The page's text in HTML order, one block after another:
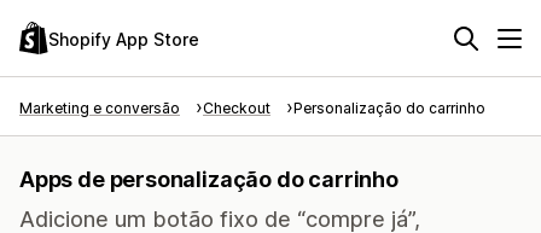
Shopify App Store
Marketing e conversão Checkout Personalização do carrinho
Apps de personalização do carrinho
Adicione um botão fixo de “compre já”,